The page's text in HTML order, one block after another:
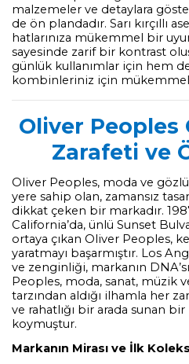
malzemeler ve detaylara
de ön plandadır. Sarı kırçıllı
hatlarınıza mükemmel bir
sayesinde zarif bir kontrast
günlük kullanımlar için hem
kombinleriniz için mükemmel
Oliver
Zarafeti ve
Oliver Peoples, moda ve
yere sahip olan, zamansız
dikkat çeken bir markadır.
California’da, ünlü Sunset
ortaya çıkan Oliver Peoples,
yaratmayı başarmıştır. Los
ve zenginliği, markanın
Peoples, moda, sanat, müzik
tarzından aldığı ilhamla her
ve rahatlığı bir arada sunan
koymuştur.
Markanın Mirası ve İlk